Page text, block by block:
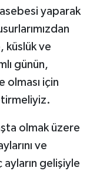
yaparak
küslük ve
günün,
olması için
olmak üzere
ve
gelişiyle